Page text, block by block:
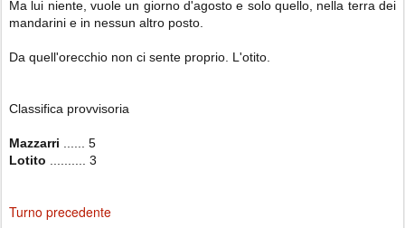
Ma lui niente, vuole un giorno d'agosto e solo quello, nella terra dei
mandarini e in nessun altro posto.
Da quell'orecchio non ci sente proprio. L'otito.
Classifica provvisoria
Mazzarri ...... 5
Lotito .......... 3
Turno precedente